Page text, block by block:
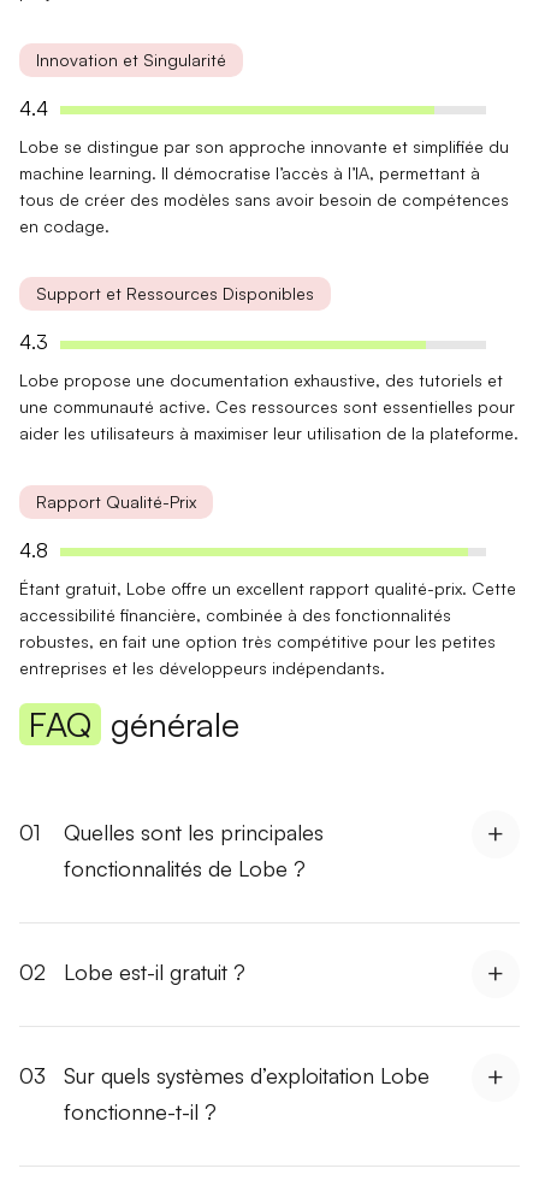
Innovation et Singularité
4.4
Lobe se distingue par son approche innovante et simplifiée du
machine learning. Il démocratise l’accès à l’IA, permettant à
tous de créer des modèles sans avoir besoin de compétences
en codage.
Support et Ressources Disponibles
4.3
Lobe propose une documentation exhaustive, des tutoriels et
une communauté active. Ces ressources sont essentielles pour
aider les utilisateurs à maximiser leur utilisation de la plateforme.
Rapport Qualité-Prix
4.8
Étant gratuit, Lobe offre un excellent rapport qualité-prix. Cette
accessibilité financière, combinée à des fonctionnalités
robustes, en fait une option très compétitive pour les petites
entreprises et les développeurs indépendants.
FAQ générale
01
Quelles sont les principales
fonctionnalités de Lobe ?
02 Lobe est-il gratuit ?
03
Sur quels systèmes d’exploitation Lobe
fonctionne-t-il ?